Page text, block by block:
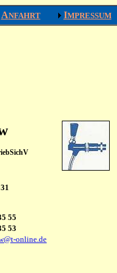
ANFAHRT IMPRESSUM
55
53
online.de